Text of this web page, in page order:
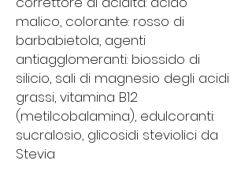
malico, colorante: rosso di
barbabietola, agenti
antiagglomeranti: biossido di
silicio, sali di magnesio degli acidi
grassi, vitamina B12
(metilcobalamina), edulcoranti:
sucralosio, glicosidi steviolici da
Stevia